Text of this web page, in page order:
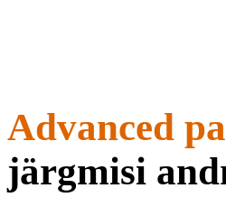
Advanced
järgmisi